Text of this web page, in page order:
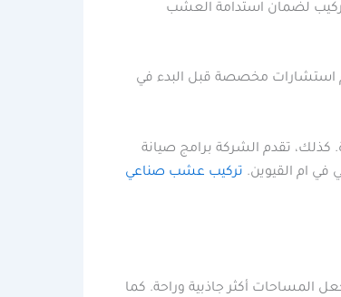
لضمان استدامة العشب
استشارات مخصصة قبل البدء في
كذلك، تقدم الشركة برامج صيانة
في ام القيوين. تركيب عشب صناعي
المساحات أكثر جاذبية وراحة. كما